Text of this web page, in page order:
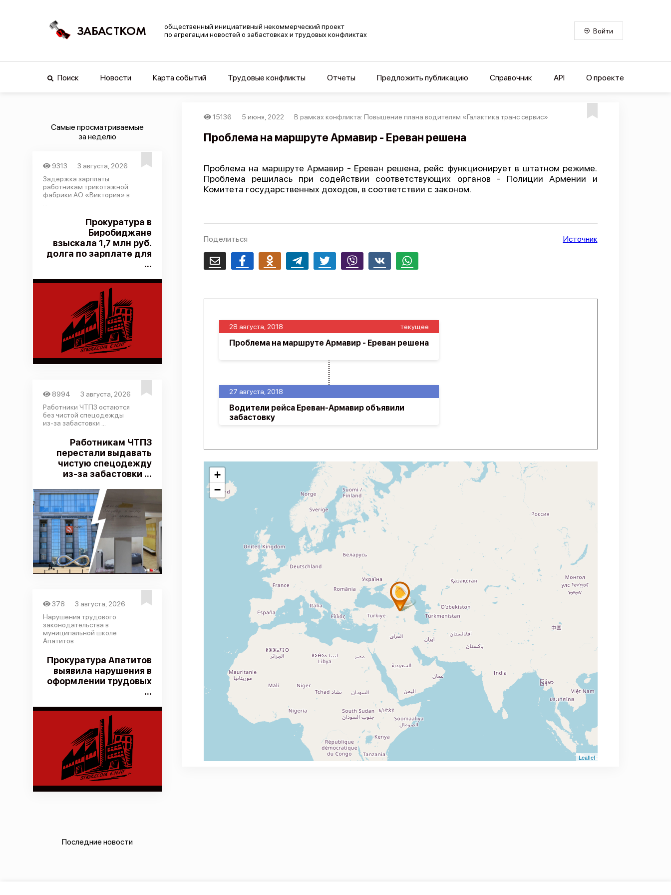
ЗАБАСТКОМ
общественный инициативный некоммерческий проект
по агрегации новостей о забастовках и трудовых конфликтах
Войти
Поиск Новости Карта событий Трудовые конфликты Отчеты Предложить публикацию Справочник API О проекте
Самые просматриваемые
за неделю
9313
3 августа, 2026
Задержка зарплаты
работникам трикотажной
фабрики АО «Виктория» в
Прокуратура в
Биробиджане
взыскала 1,7 млн руб.
долга по зарплате для
...
8994
3 августа, 2026
Работники ЧТПЗ остаются
без чистой спецодежды
из-за забастовки ...
Работникам ЧТПЗ
перестали выдавать
чистую спецодежду
из-за забастовки ...
378
3 августа, 2026
Нарушения трудового
законодательства в
муниципальной школе
Апатитов
Прокуратура Апатитов
выявила нарушения в
оформлении трудовых
...
Последние новости
15136 5 июня, 2022 В рамках конфликта: Повышение плана водителям «Галактика транс сервис»
Проблема на маршруте Армавир - Ереван решена
Проблема на маршруте Армавир - Ереван решена, рейс функционирует в штатном режиме.
Проблема решилась при содействии соответствующих органов - Полиции Армении и
Комитета государственных доходов, в соответствии с законом.
Поделиться
Email FacebookOdnoklassnikiTelegram Twitter Viber Whatsapp
Источник
27 августа, 2018
Водители рейса Ереван-Армавир объявили
забастовку
28 августа, 2018 текущее
Проблема на маршруте Армавир - Ереван решена
+
−
Leaflet